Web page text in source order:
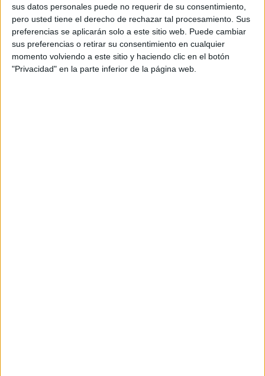
sus datos personales puede no requerir de su consentimiento,
pero usted tiene el derecho de rechazar tal procesamiento. Sus
preferencias se aplicarán solo a este sitio web. Puede cambiar
sus preferencias o retirar su consentimiento en cualquier
momento volviendo a este sitio y haciendo clic en el botón
"Privacidad" en la parte inferior de la página web.
A esas condenase se sumantres varones que se
encuentran en libertad provisional, a la espera de lo que
determinen las próximas audiencias.
Las quejas de los activistas